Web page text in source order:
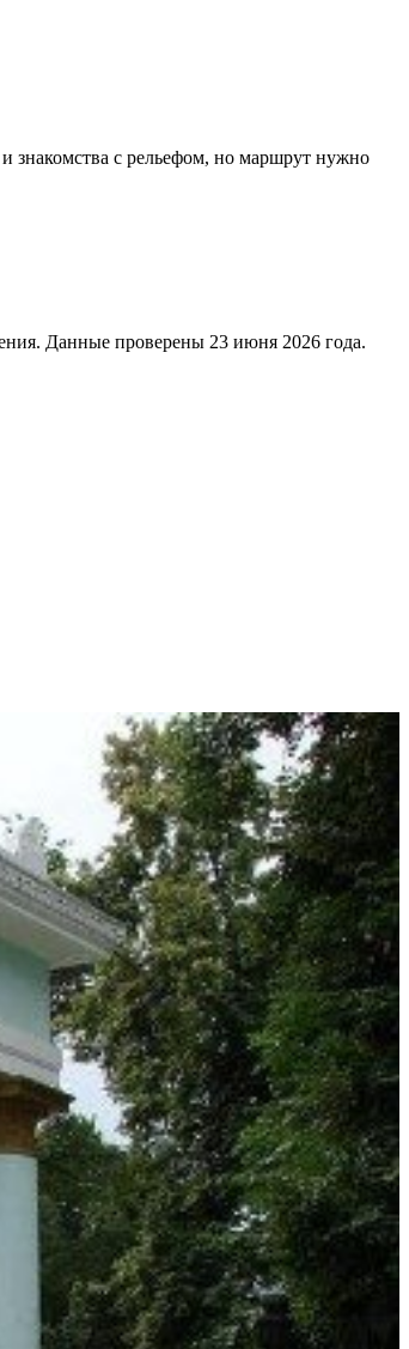
знакомства с рельефом, но маршрут нужно
Данные проверены 23 июня 2026 года.